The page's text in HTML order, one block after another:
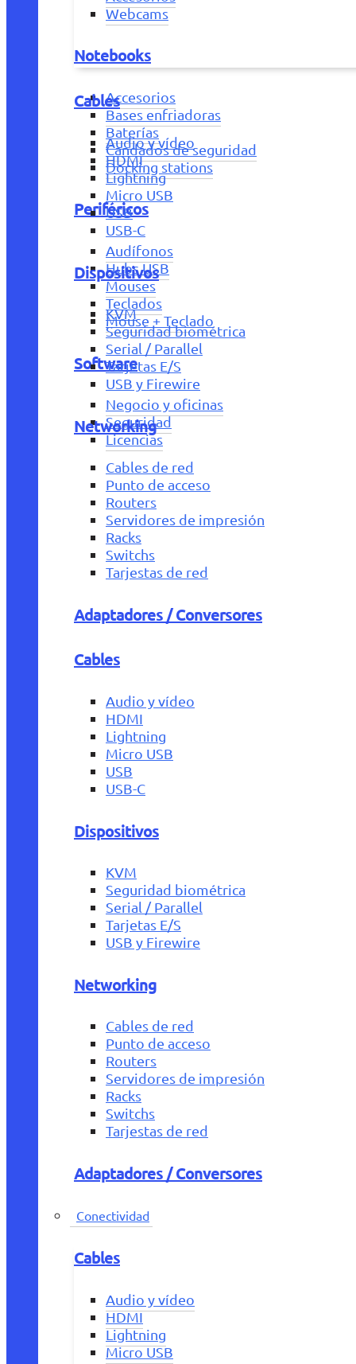
Webcams
Notebooks
Accesorios
Bases enfriadoras
Baterías
Candados de seguridad
Docking stations
Periféricos
Audífonos
Hubs USB
Mouses
Teclados
Mouse + Teclado
Software
Negocio y oficinas
Seguridad
Licencias
Cables
Audio y vídeo
HDMI
Lightning
Micro USB
USB
USB-C
Dispositivos
KVM
Seguridad biométrica
Serial / Parallel
Tarjetas E/S
USB y Firewire
Networking
Cables de red
Punto de acceso
Routers
Servidores de impresión
Racks
Switchs
Tarjestas de red
Adaptadores / Conversores
Cables
Audio y vídeo
HDMI
Lightning
Micro USB
USB
USB-C
Dispositivos
KVM
Seguridad biométrica
Serial / Parallel
Tarjetas E/S
USB y Firewire
Networking
Cables de red
Punto de acceso
Routers
Servidores de impresión
Racks
Switchs
Tarjestas de red
Adaptadores / Conversores
Conectividad
Cables
Audio y vídeo
HDMI
Lightning
Micro USB